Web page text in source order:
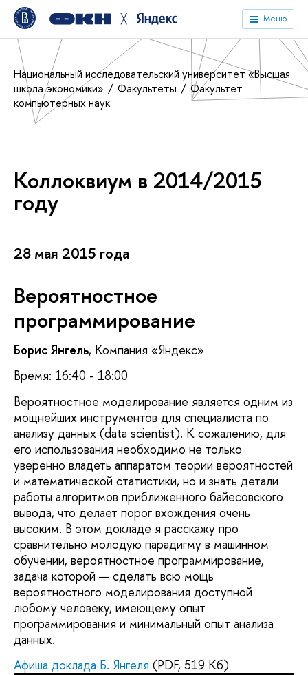
╳ Меню
Национальный исследовательский университет «Высшая
школа экономики»
Факультеты
Факультет
компьютерных наук
Коллоквиум в 2014/2015
году
28 мая 2015 года
Вероятностное
программирование
Борис Янгель, Компания «Яндекс»
Время: 16:40 - 18:00
Вероятностное моделирование является одним из
мощнейших инструментов для специалиста по
анализу данных (data scientist). К сожалению, для
его использования необходимо не только
уверенно владеть аппаратом теории вероятностей
и математической статистики, но и знать детали
работы алгоритмов приближенного байесовского
вывода, что делает порог вхождения очень
высоким. В этом докладе я расскажу про
сравнительно молодую парадигму в машинном
обучении, вероятностное программирование,
задача которой — сделать всю мощь
вероятностного моделирования доступной
любому человеку, имеющему опыт
программирования и минимальный опыт анализа
данных.
Афиша доклада Б. Янгеля (PDF, 519 Кб)